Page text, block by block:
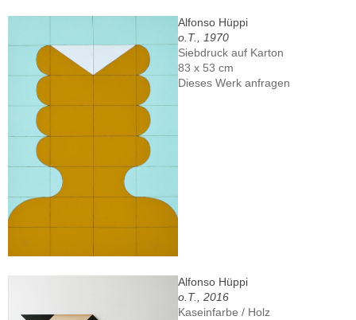
Alfonso Hüppi
o.T., 1970
Siebdruck auf Karton
83 x 53 cm
Dieses Werk anfragen
Alfonso Hüppi
o.T., 2016
Kaseinfarbe / Holz